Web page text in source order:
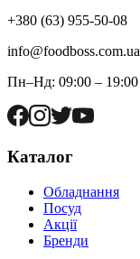
+380 (63) 955-50-08
info@foodboss.com.ua
Пн–Нд: 09:00 – 19:00
Каталог
Обладнання
Посуд
Акції
Бренди